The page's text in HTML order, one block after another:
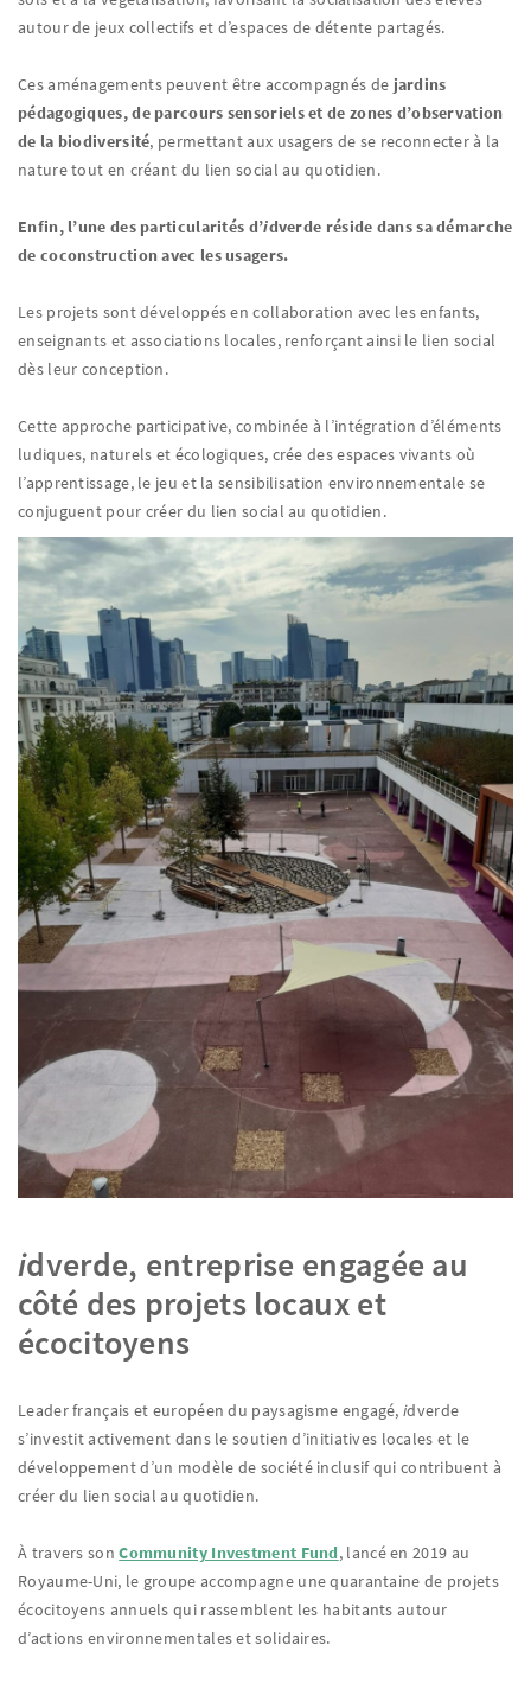
autour de jeux collectifs et d’espaces de détente partagés.
Ces aménagements peuvent être accompagnés de jardins
pédagogiques, de parcours sensoriels et de zones d’observation
de la biodiversité, permettant aux usagers de se reconnecter à la
nature tout en créant du lien social au quotidien.
Enfin, l’une des particularités d’idverde réside dans sa démarche
de coconstruction avec les usagers.
Les projets sont développés en collaboration avec les enfants,
enseignants et associations locales, renforçant ainsi le lien social
dès leur conception.
Cette approche participative, combinée à l’intégration d’éléments
ludiques, naturels et écologiques, crée des espaces vivants où
l’apprentissage, le jeu et la sensibilisation environnementale se
conjuguent pour créer du lien social au quotidien.
idverde, entreprise engagée au
côté des projets locaux et
écocitoyens
Leader français et européen du paysagisme engagé, idverde
s’investit activement dans le soutien d’initiatives locales et le
développement d’un modèle de société inclusif qui contribuent à
créer du lien social au quotidien.
À travers sonCommunity Investment Fund, lancé en 2019 au
Royaume-Uni, le groupe accompagne une quarantaine de projets
écocitoyens annuels qui rassemblent les habitants autour
d’actions environnementales et solidaires.